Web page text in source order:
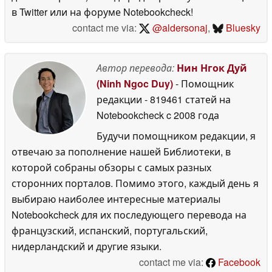
в Twitter или на форуме Notebookcheck!
contact me via:
@aldersonaj, Bluesky
Автор перевода: Нин Нгок Дуй
(Ninh Ngoc Duy)- Помощник
редакции - 819461 статей на
Notebookcheckc 2008 года
Будучи помощником редакции, я
отвечаю за пополнение нашей Библиотеки, в
которой собраны обзоры с самых разных
сторонних порталов. Помимо этого, каждый день я
выбираю наиболее интересные материалы
Notebookcheck для их последующего перевода на
французский, испанский, португальский,
нидерландский и другие языки.
contact me via:
Facebook